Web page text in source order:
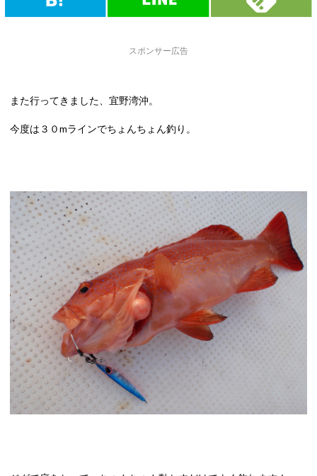
スポンサー広告
また行ってきました、宜野湾沖。
今度は３０mラインでちょんちょん釣り。